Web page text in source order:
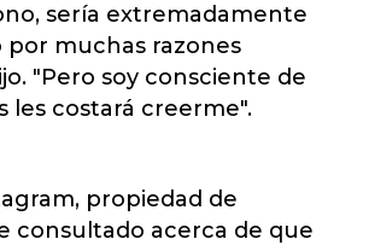
sería extremadamente
muchas razones
"Pero soy consciente de
les costará creerme".
propiedad de
consultado acerca de que